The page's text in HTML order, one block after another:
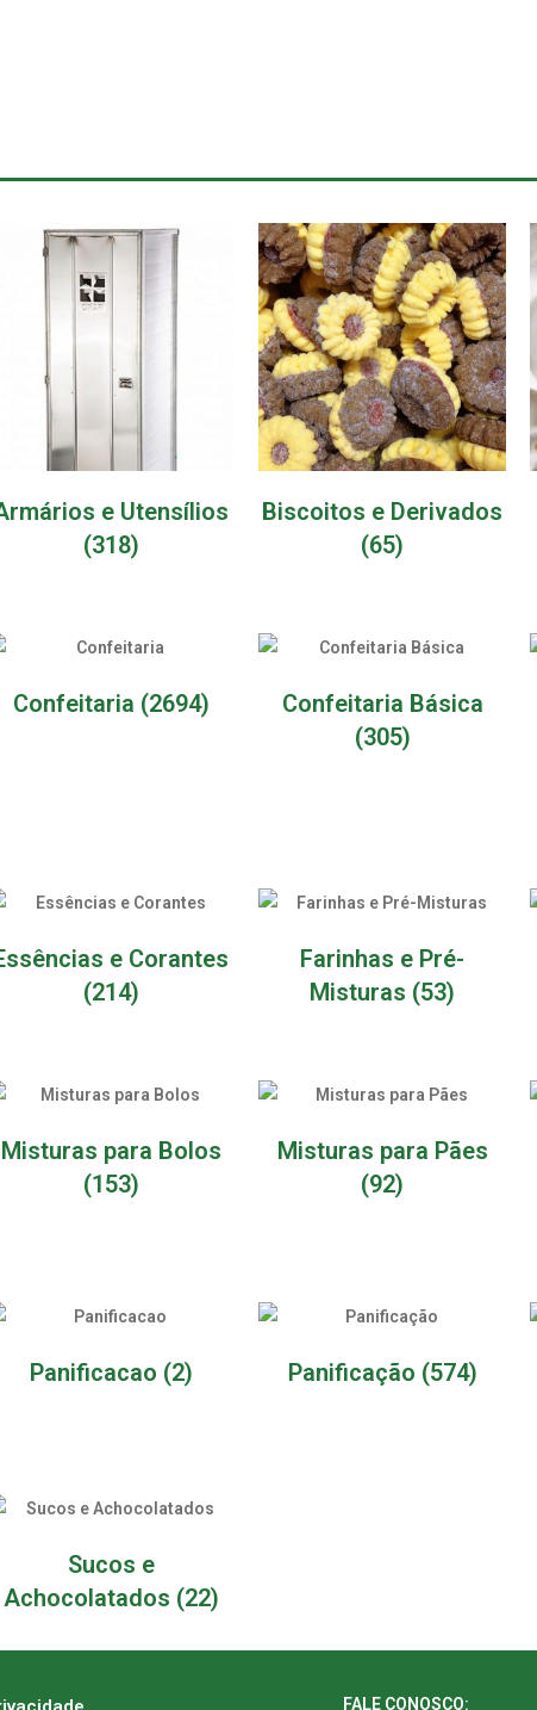
e Utensílios
(318)
Biscoitos e Derivados
(65)
Confeitaria (2694)
Confeitaria Básica
(305)
e Corantes
(214)
Farinhas e Pré-
Misturas (53)
Misturas para Bolos
(153)
Misturas para Pães
(92)
Panificacao (2) Panificação (574)
Sucos e
Achocolatados (22)
FALE CONOSCO: